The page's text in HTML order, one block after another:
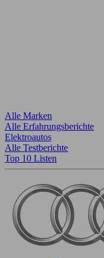
Alle Marken
Alle Erfahrungsberichte
Elektroautos
Alle Testberichte
Top 10 Listen